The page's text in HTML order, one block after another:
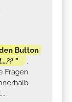
Button
"
.
Fragen